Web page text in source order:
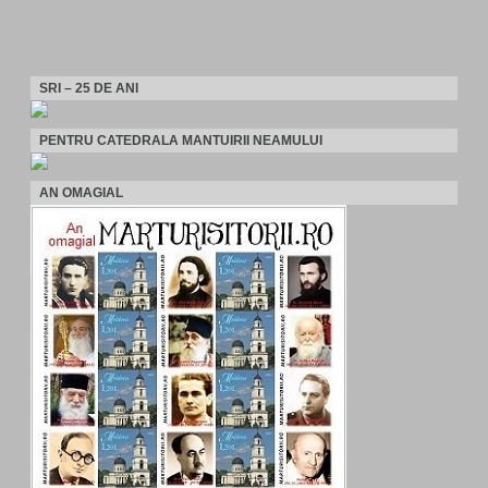
SRI – 25 DE ANI
PENTRU CATEDRALA MANTUIRII NEAMULUI
AN OMAGIAL